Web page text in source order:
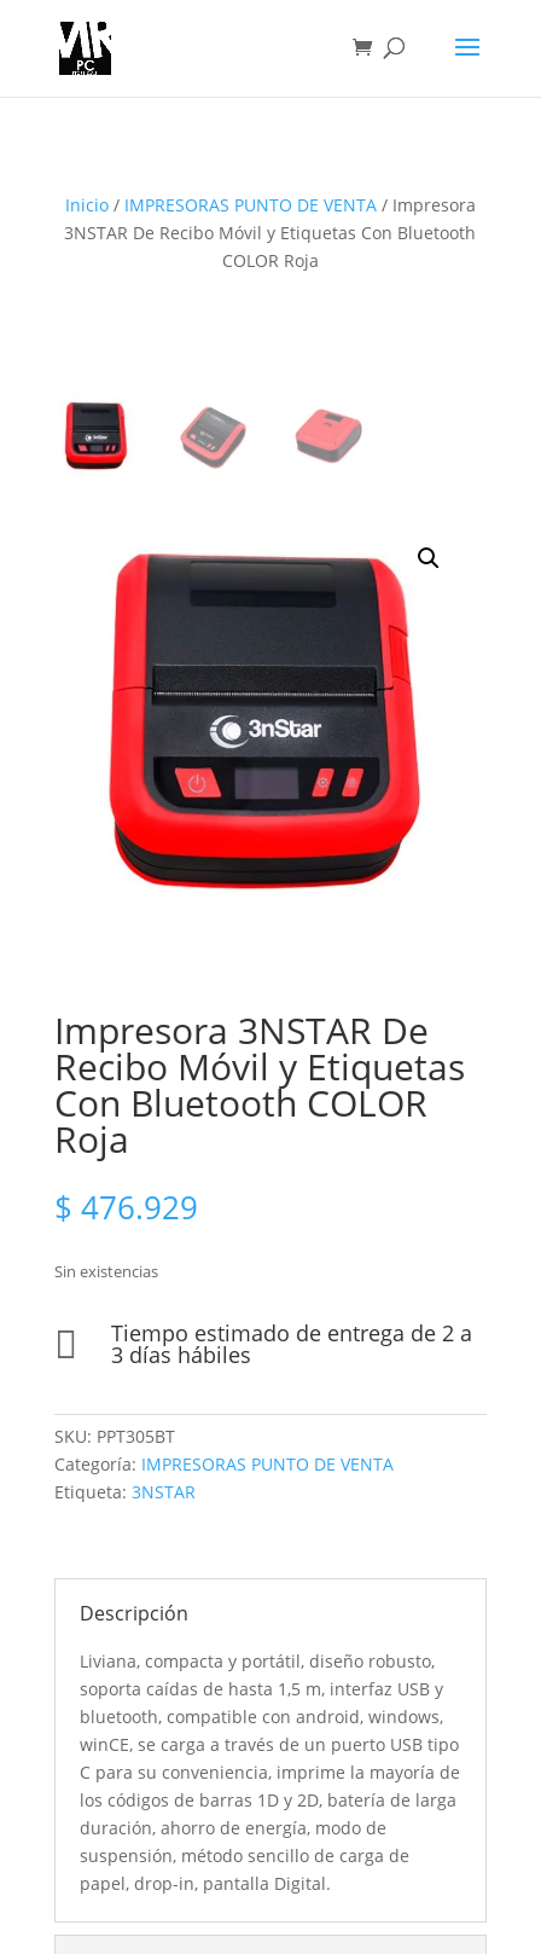
Inicio/ IMPRESORAS PUNTO DE VENTA/ Impresora
3NSTAR De Recibo Móvil y Etiquetas Con Bluetooth
COLOR Roja
Impresora 3NSTAR De
Recibo Móvil y Etiquetas
Con Bluetooth COLOR
Roja
$ 476.929
Sin existencias
 Tiempo estimado de entrega de 2 a
3 días hábiles
SKU: PPT305BT
Categoría: IMPRESORAS PUNTO DE VENTA
Etiqueta: 3NSTAR
Descripción
Liviana, compacta y portátil, diseño robusto,
soporta caídas de hasta 1,5 m, interfaz USB y
bluetooth, compatible con android, windows,
winCE, se carga a través de un puerto USB tipo
C para su conveniencia, imprime la mayoría de
los códigos de barras 1D y 2D, batería de larga
duración, ahorro de energía, modo de
suspensión, método sencillo de carga de
papel, drop-in, pantalla Digital.